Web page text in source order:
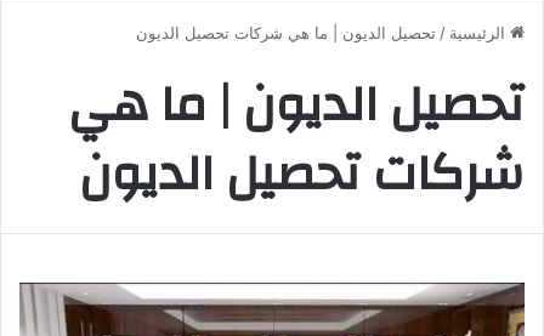
الرئيسية / تحصيل الديون | ما هي شركات تحصيل الديون
تحصيل الديون | ما هي
شركات تحصيل الديون